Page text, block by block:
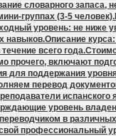
словарного
группах (3-5
уровень: не ниже
навыков.Описание
всего
включают
для поддержания
перевод
уровень
в
профессиональный